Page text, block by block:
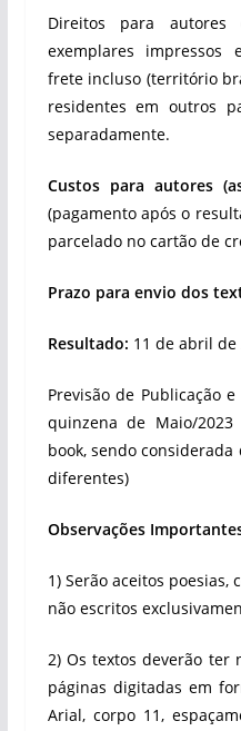
Direitos para autores
exemplares impressos
frete incluso (território
residentes em outros
separadamente.
Custos para autores
(pagamento após o
parcelado no cartão de
Prazo para envio dos
Resultado: 11 de abril de
Previsão de Publicação
quinzena de Maio/
book, sendo
diferentes)
Observações
1) Serão aceitos
não escritos
2) Os textos deverão ter
páginas digitadas em
Arial, corpo 11,